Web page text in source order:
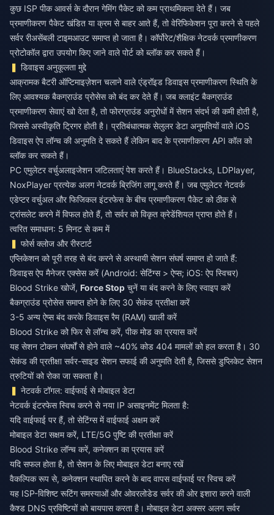
कुछ ISP पीक आवर्स के दौरान गेमिंग पैकेट को कम प्राथमिकता देते हैं। जब
प्रमाणीकरण पैकेट खंडित या क्रम से बाहर आते हैं, तो वेरिफिकेशन पूरा करने से पहले
सर्वर रीअसेंबली टाइमआउट समाप्त हो जाता है। कॉर्पोरेट/शैक्षिक नेटवर्क प्रमाणीकरण
प्रोटोकॉल द्वारा उपयोग किए जाने वाले पोर्ट को ब्लॉक कर सकते हैं।
डिवाइस अनुकूलता मुद्दे
आक्रामक बैटरी ऑप्टिमाइज़ेशन चलाने वाले एंड्रॉइड डिवाइस प्रमाणीकरण स्थिति के
लिए आवश्यक बैकग्राउंड प्रोसेस को बंद कर देते हैं। जब क्लाइंट बैकग्राउंड
प्रमाणीकरण सेवाएं खो देता है, तो फोरग्राउंड अनुरोधों में सेशन संदर्भ की कमी होती है,
जिससे अस्वीकृति ट्रिगर होती है। प्रतिबंधात्मक सेलुलर डेटा अनुमतियों वाले iOS
डिवाइस ऐप लॉन्च की अनुमति दे सकते हैं लेकिन बाद के प्रमाणीकरण API कॉल को
ब्लॉक कर सकते हैं।
PC एमुलेटर वर्चुअलाइजेशन जटिलताएं पेश करते हैं। BlueStacks, LDPlayer,
NoxPlayer प्रत्येक अलग नेटवर्क ब्रिजिंग लागू करते हैं। जब एमुलेटर नेटवर्क
एडेप्टर वर्चुअल और फिजिकल इंटरफेस के बीच प्रमाणीकरण पैकेट को ठीक से
ट्रांसलेट करने में विफल होते हैं, तो सर्वर को विकृत क्रेडेंशियल प्राप्त होते हैं।
त्वरित समाधान: 5 मिनट से कम में
फोर्स क्लोज और रीस्टार्ट
एप्लिकेशन को पूरी तरह से बंद करने से अस्थायी सेशन संघर्ष समाप्त हो जाते हैं:
डिवाइस ऐप मैनेजर एक्सेस करें (Android: सेटिंग्स > ऐप्स; iOS: ऐप स्विचर)
Blood Strike खोजें, Force Stop चुनें या बंद करने के लिए स्वाइप करें
बैकग्राउंड प्रोसेस समाप्त होने के लिए 30 सेकंड प्रतीक्षा करें
3-5 अन्य ऐप्स बंद करके डिवाइस रैम (RAM) खाली करें
Blood Strike को फिर से लॉन्च करें, पीक मोड का प्रयास करें
यह सेशन टोकन संघर्षों से होने वाले ~40% कोड 404 मामलों को हल करता है। 30
सेकंड की प्रतीक्षा सर्वर-साइड सेशन सफाई की अनुमति देती है, जिससे डुप्लिकेट सेशन
त्रुटियों को रोका जा सकता है।
नेटवर्क टॉगल: वाईफाई से मोबाइल डेटा
नेटवर्क इंटरफेस स्विच करने से नया IP असाइनमेंट मिलता है:
यदि वाईफाई पर हैं, तो सेटिंग्स में वाईफाई अक्षम करें
मोबाइल डेटा सक्षम करें, LTE/5G पुष्टि की प्रतीक्षा करें
Blood Strike लॉन्च करें, कनेक्शन का प्रयास करें
यदि सफल होता है, तो सेशन के लिए मोबाइल डेटा बनाए रखें
वैकल्पिक रूप से, कनेक्शन स्थापित करने के बाद वापस वाईफाई पर स्विच करें
यह ISP-विशिष्ट रूटिंग समस्याओं और ओवरलोडेड सर्वर की ओर इशारा करने वाली
कैश्ड DNS प्रविष्टियों को बायपास करता है। मोबाइल डेटा अक्सर अलग सर्वर